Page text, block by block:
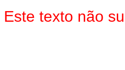
Este texto não